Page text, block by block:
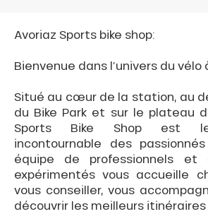
Avoriaz Sports bike shop:
Bienvenue dans l’univers du vélo
Situé au cœur de la station, au
du Bike Park et sur le plateau
Sports Bike Shop est le
incontournable des
équipe de professionnels et
expérimentés vous accueille
vous conseiller, vous
découvrir les meilleurs